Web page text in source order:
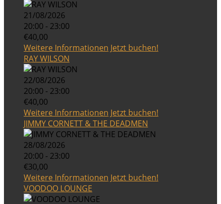
21/08/2026
20:00 - 23:00
€40,00
Weitere Informationen Jetzt buchen!
RAY WILSON
22/08/2026
20:00 - 23:00
€40,00
Weitere Informationen Jetzt buchen!
JIMMY CORNETT & THE DEADMEN
28/08/2026
20:00 - 23:00
€30,00
Weitere Informationen Jetzt buchen!
VOODOO LOUNGE